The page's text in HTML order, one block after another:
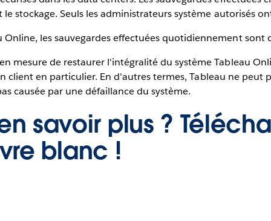
stockage. Seuls les administrateurs système autorisés
les sauvegardes effectuées quotidiennement sont
mesure de restaurer l'intégralité du système Tableau
en particulier. En d'autres termes, Tableau ne peut
causée par une défaillance du système.
savoir plus ?
blanc !